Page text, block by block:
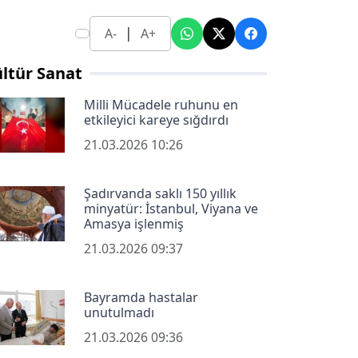
A- | A+
Sanat
Milli Mücadele ruhunu en
etkileyici kareye sığdırdı
21.03.2026 10:26
Şadırvanda saklı 150 yıllık
minyatür: İstanbul, Viyana ve
Amasya işlenmiş
21.03.2026 09:37
Bayramda hastalar
unutulmadı
21.03.2026 09:36